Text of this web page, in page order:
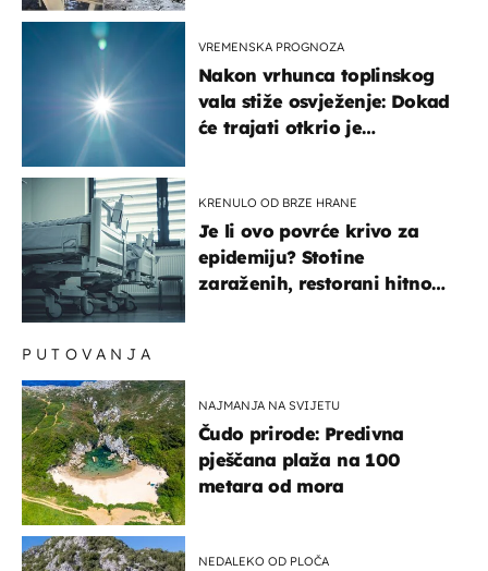
VREMENSKA PROGNOZA
Nakon vrhunca toplinskog
vala stiže osvježenje: Dokad
će trajati otkrio je
KRENULO OD BRZE HRANE
Je li ovo povrće krivo za
epidemiju? Stotine
zaraženih, restorani hitno
PUTOVANJA
NAJMANJA NA SVIJETU
Čudo prirode: Predivna
pješčana plaža na 100
metara od mora
NEDALEKO OD PLOČA